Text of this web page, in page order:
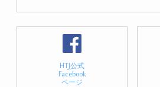
HTJ公式
Facebook
ページ